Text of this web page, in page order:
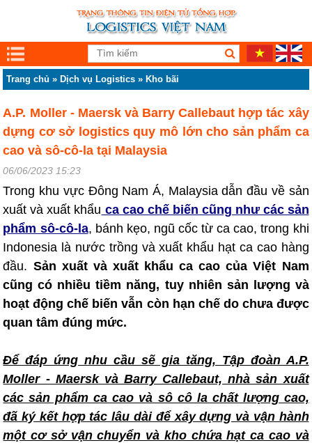
Trang chủ » Dịch vụ Logistics » Kho bãi
A.P. Moller - Maersk và Barry Callebaut hợp tác xây
dựng cơ sở logistics quy mô lớn cho sản phẩm ca
cao và sô-cô-la tại Malaysia
06/06/2023 15:23
Trong khu vực Đông Nam Á, Malaysia dẫn đầu về sản
xuất và xuất khẩu ca cao chế biến cũng như các sản
phẩm sô-cô-la, bánh kẹo, ngũ cốc từ ca cao, trong khi
Indonesia là nước trồng và xuất khẩu hạt ca cao hàng
đầu. Sản xuất và xuất khẩu ca cao của Việt Nam
cũng có nhiều tiềm năng, tuy nhiên sản lượng và
hoạt động chế biến vẫn còn hạn chế do chưa được
quan tâm đúng mức.
Để đáp ứng nhu cầu sẽ gia tăng, Tập đoàn A.P.
Moller - Maersk và Barry Callebaut, nhà sản xuất
các sản phẩm ca cao và sô cô la chất lượng cao,
đã ký kết hợp tác lâu dài để xây dựng và vận hành
một cơ sở vận chuyển và kho chứa hạt ca cao và